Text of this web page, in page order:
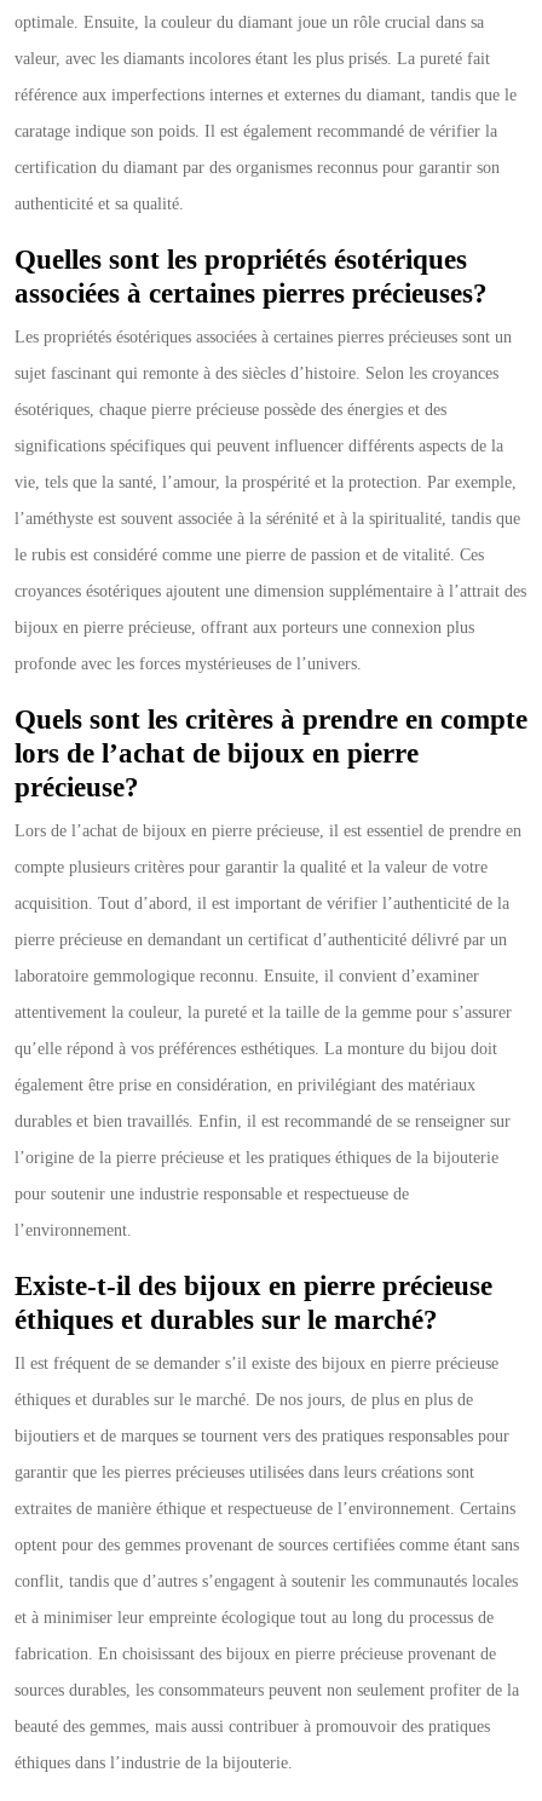
optimale. Ensuite, la couleur du diamant joue un rôle crucial dans sa
valeur, avec les diamants incolores étant les plus prisés. La pureté fait
référence aux imperfections internes et externes du diamant, tandis que le
caratage indique son poids. Il est également recommandé de vérifier la
certification du diamant par des organismes reconnus pour garantir son
authenticité et sa qualité.
Quelles sont les propriétés ésotériques
associées à certaines pierres précieuses?
Les propriétés ésotériques associées à certaines pierres précieuses sont un
sujet fascinant qui remonte à des siècles d’histoire. Selon les croyances
ésotériques, chaque pierre précieuse possède des énergies et des
significations spécifiques qui peuvent influencer différents aspects de la
vie, tels que la santé, l’amour, la prospérité et la protection. Par exemple,
l’améthyste est souvent associée à la sérénité et à la spiritualité, tandis que
le rubis est considéré comme une pierre de passion et de vitalité. Ces
croyances ésotériques ajoutent une dimension supplémentaire à l’attrait des
bijoux en pierre précieuse, offrant aux porteurs une connexion plus
profonde avec les forces mystérieuses de l’univers.
Quels sont les critères à prendre en compte
lors de l’achat de bijoux en pierre
précieuse?
Lors de l’achat de bijoux en pierre précieuse, il est essentiel de prendre en
compte plusieurs critères pour garantir la qualité et la valeur de votre
acquisition. Tout d’abord, il est important de vérifier l’authenticité de la
pierre précieuse en demandant un certificat d’authenticité délivré par un
laboratoire gemmologique reconnu. Ensuite, il convient d’examiner
attentivement la couleur, la pureté et la taille de la gemme pour s’assurer
qu’elle répond à vos préférences esthétiques. La monture du bijou doit
également être prise en considération, en privilégiant des matériaux
durables et bien travaillés. Enfin, il est recommandé de se renseigner sur
l’origine de la pierre précieuse et les pratiques éthiques de la bijouterie
pour soutenir une industrie responsable et respectueuse de
l’environnement.
Existe-t-il des bijoux en pierre précieuse
éthiques et durables sur le marché?
Il est fréquent de se demander s’il existe des bijoux en pierre précieuse
éthiques et durables sur le marché. De nos jours, de plus en plus de
bijoutiers et de marques se tournent vers des pratiques responsables pour
garantir que les pierres précieuses utilisées dans leurs créations sont
extraites de manière éthique et respectueuse de l’environnement. Certains
optent pour des gemmes provenant de sources certifiées comme étant sans
conflit, tandis que d’autres s’engagent à soutenir les communautés locales
et à minimiser leur empreinte écologique tout au long du processus de
fabrication. En choisissant des bijoux en pierre précieuse provenant de
sources durables, les consommateurs peuvent non seulement profiter de la
beauté des gemmes, mais aussi contribuer à promouvoir des pratiques
éthiques dans l’industrie de la bijouterie.